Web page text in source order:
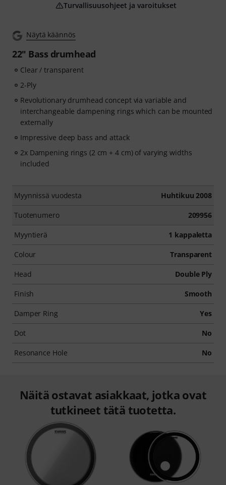
Näytä käännös
22" Bass drumhead
Clear / transparent
2-Ply
Revolutionary drumhead concept via variable and
interchangeable dampening rings which can be mounted
externally
Impressive deep bass and attack
2x Dampening rings (2 cm + 4 cm) of varying widths
included
Myynnissä vuodesta Huhtikuu 2008
Tuotenumero 209956
Myyntierä 1 kappaletta
Colour Transparent
Head Double Ply
Finish Smooth
Damper Ring Yes
Dot No
Resonance Hole No
Turvallisuusohjeet ja varoitukset
Näitä ostavat asiakkaat, jotka ovat
tutkineet tätä tuotetta.